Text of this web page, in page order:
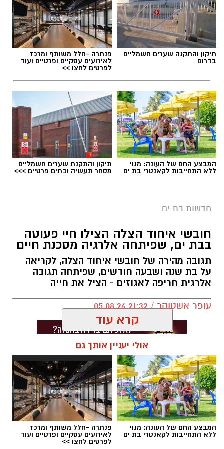
יש לכם מידע חשוב שטרם נחשף? צילומים מאירוע
אילוסטרציה חניה בתשלום בבת ים
אזורי החנייה החדש החל מינואר 2027.
לפי התוכנית, העיר תחולק למספר אזורי חנייה,
כאשר תושבים יוכלו לחנות ללא תשלום רק באזור
המגורים שלהם. חנייה בשאר חלקי העיר עלולה
להיות כרוכה בתשלום.
בממשלה מסבירים כי מטרת המהלך היא לעודד
שימוש בתחבורה ציבורית ולהפחית את העומס
בכבישים, אולם נהגים רבים טוענים כי ללא שיפור
משמעותי בשירותי התחבורה הציבורית, מדובר
בעיקר בהכבדה כלכלית נוספת על הציבור.
תיקון והתקנה שערים חשמליים
בדרום
פנתרה -חלל משותף ומרכז
לאירועים עסקיים ופרטיים ועוד
לפרטים לחצו >>
המבצע החם של העונה: מנוי
ללא התחייבות לקאנטרי בת ים
תיקון והתקנת שערים חשמליים
מסחר תעשיה ובתים פרטיים >>>
חדשות בת ים
חובשי איחוד הצלה הצילו חיי פעוטה
בבת ים, שפיתחה אלרגיה מסכנת חיים
תגובה מהירה של חובשי איחוד הצלה, לקריאה
על בת שנה ושבעה חודשים, שפיתחה תגובה
אלרגית חריפה לאגוזים - הציל את חייה
עופר אשטוקר / 21:32 05.08.26
תגים:איחוד הצלה בת ים
קרא עוד
אולי יעניין אותך גם